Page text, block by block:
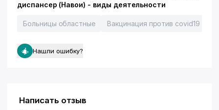
диспансер (Навои) - виды деятельности
Больницы областные Вакцинация против covid19
Нашли ошибку?
Написать отзыв